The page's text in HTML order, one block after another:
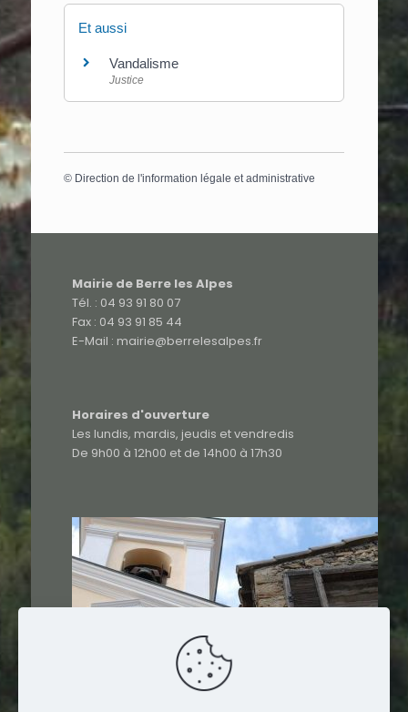
Et aussi
Vandalisme
Justice
© Direction de l'information légale et administrative
Mairie de Berre les Alpes
Tél. : 04 93 91 80 07
Fax : 04 93 91 85 44
E-Mail : mairie@berrelesalpes.fr
Horaires d'ouverture
Les lundis, mardis, jeudis et vendredis
De 9h00 à 12h00 et de 14h00 à 17h30